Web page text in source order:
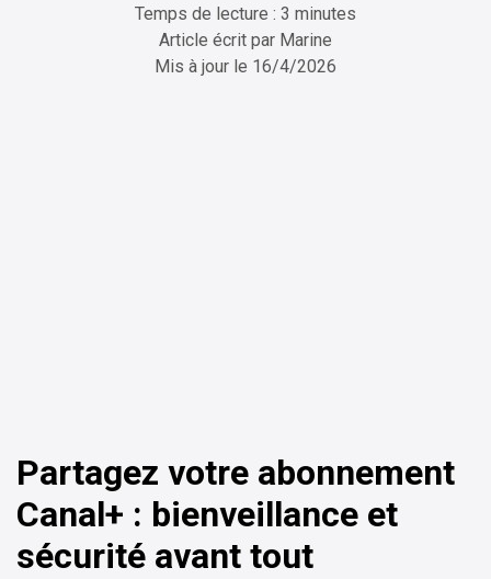
Temps de lecture : 3 minutes
Article écrit par Marine
Mis à jour le 16/4/2026
Partagez votre abonnement
Canal+ : bienveillance et
sécurité avant tout